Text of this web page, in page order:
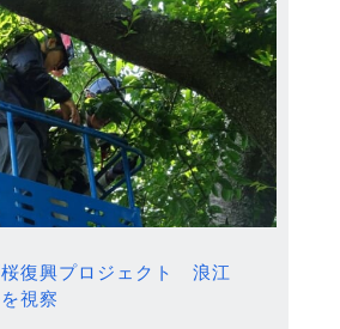
復興プロジェクト 浪江
視察